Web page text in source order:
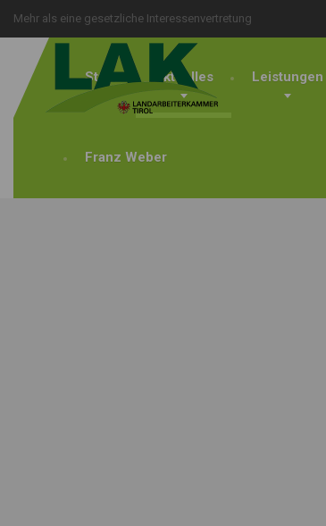
Mehr als eine gesetzliche Interessenvertretung
Start Aktuelles Leistungen
Franz Weber